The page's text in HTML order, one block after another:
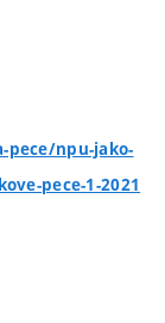
npu-jako-
pece-1-2021